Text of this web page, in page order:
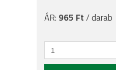
ÁR: 965 Ft/ darab